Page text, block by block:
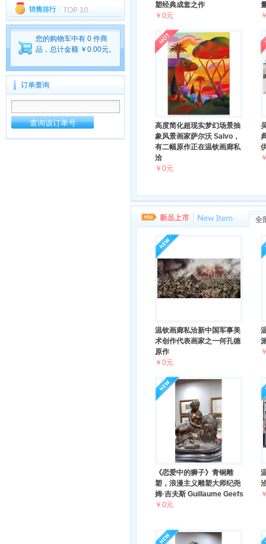
您的购物车中有 0 件商
品，总计金额 ￥0.00元。
订单查询
塑经典成套之作
￥0元
高度简化超现实梦幻场景抽
象风景画家萨尔沃 Salvo，
有二幅原作正在温钦画廊私
洽
￥0元
全
温钦画廊私洽新中国军事美
术创作代表画家之一何孔德
原作
￥0元
《恋爱中的狮子》青铜雕
塑，浪漫主义雕塑大师纪尧
姆·吉夫斯 Guillaume Geefs
￥0元